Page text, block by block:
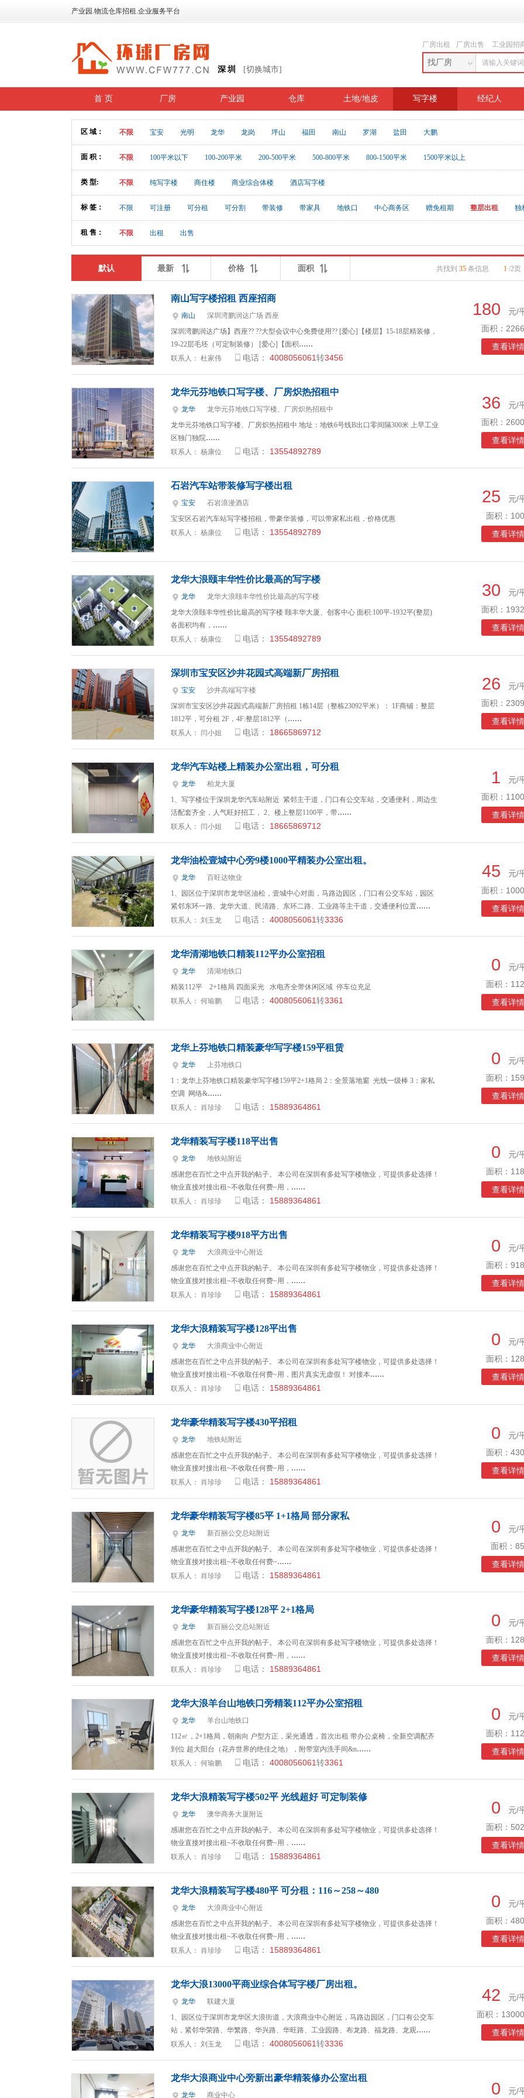
产业园.物流仓库招租.企业服务平台
深圳 [切换城市]
厂房出租 厂房出售 工业园招
找厂房
首 页 厂房 产业园 仓库 土地/地皮 写字楼 经纪人
区 域： 不限 宝安 光明 龙华 龙岗 坪山 福田 南山 罗湖 盐田 大鹏
面 积： 不限 100平米以下 100-200平米 200-500平米 500-800平米 800-1500平米 1500平米以上
类 型: 不限 纯写字楼 商住楼 商业综合体楼 酒店写字楼
标 签： 不限 可注册 可分租 可分割 带装修 带家具 地铁口 中心商务区 赠免租期 整层出租 独
租 售： 不限 出租 出售
默认 最新 价格 面积 共找到 35 条信息 1 /2页
南山写字楼招租 西座招商
南山
深圳湾鹏润达广场 西座
深圳湾鹏润达广场】西座?? ??大型会议中心免费使用?? [爱心]【楼层】15-18层精装修，
19-22层毛坯（可定制装修） [爱心]【面积……
联系人： 杜家伟 电话： 4008056061转3456
180
元/
面积：
查看详情
龙华元芬地铁口写字楼、厂房炽热招租中
龙华
龙华元芬地铁口写字楼、厂房炽热招租中
龙华元芬地铁口写字楼、厂房炽热招租中 地址：地铁6号线B出口零间隔300米 上早工业
区独门独院……
联系人： 杨康位 电话： 13554892789
36
元/
面积：
查看详情
石岩汽车站带装修写字楼出租
宝安
石岩浪漫酒店
宝安区石岩汽车站写字楼招租，带豪华装修，可以带家私出租，价格优惠
联系人： 杨康位 电话： 13554892789
25
元/
面积：
查看详情
龙华大浪颐丰华性价比最高的写字楼
龙华
龙华大浪颐丰华性价比最高的写字楼
龙华大浪颐丰华性价比最高的写字楼 颐丰华大厦、创客中心 面积:100平-1932平(整层)
各面积均有， ……
联系人： 杨康位 电话： 13554892789
30
元/
面积：
查看详情
深圳市宝安区沙井花园式高端新厂房招租
宝安
沙井高端写字楼
深圳市宝安区沙井花园式高端新厂房招租 1栋14层（整栋23092平米）： 1F商铺：整层
1812平，可分租 2F，4F:整层1812平（ ……
联系人：
闫小姐 电话： 18665869712
26
元/
面积：
查看详情
龙华汽车站楼上精装办公室出租，可分租
龙华
柏龙大厦
1、写字楼位于深圳龙华汽车站附近 紧邻主干道，门口有公交车站，交通便利，周边生
活配套齐全，人气旺好招工， 2、楼上整层1100平，带……
联系人：
闫小姐 电话： 18665869712
1
元/
面积：
查看详情
龙华油松壹城中心旁9楼1000平精装办公室出租。
龙华
百旺达物业
1、园区位于深圳市龙华区油松，壹城中心对面，马路边园区，门口有公交车站，园区
紧邻东环一路、龙华大道、民清路、东环二路、工业路等主干道，交通便利位置……
联系人： 刘玉龙 电话： 4008056061转3336
45
元/
面积：
查看详情
龙华清湖地铁口精装112平办公室招租
龙华
清湖地铁口
精装112平 2+1格局 四面采光 水电齐全带休闲区域 停车位充足
联系人： 何瑜鹏 电话： 4008056061转3361
0
元/
面积：
查看详情
龙华上芬地铁口精装豪华写字楼159平租赁
龙华
上芬地铁口
1：龙华上芬地铁口精装豪华写字楼159平2+1格局 2：全景落地窗 光线一级棒 3：家私
空调 网络&……
联系人：
肖珍珍 电话： 15889364861
0
元/
面积：
查看详情
龙华精装写字楼118平出售
龙华
地铁站附近
感谢您在百忙之中点开我的帖子。 本公司在深圳有多处写字楼物业，可提供多处选择！
物业直接对接出租~不收取任何费~用， ……
联系人：
肖珍珍 电话： 15889364861
0
元/
面积：
查看详情
龙华精装写字楼918平方出售
龙华
大浪商业中心附近
感谢您在百忙之中点开我的帖子。 本公司在深圳有多处写字楼物业，可提供多处选择！
物业直接对接出租~不收取任何费~用， ……
联系人：
肖珍珍 电话： 15889364861
0
元/
面积：
查看详情
龙华大浪精装写字楼128平出售
龙华
大浪商业中心附近
感谢您在百忙之中点开我的帖子。 本公司在深圳有多处写字楼物业，可提供多处选择！
物业直接对接出租~不收取任何费~用，图片真实无虚假！ 对接本……
联系人：
肖珍珍 电话： 15889364861
0
元/
面积：
查看详情
龙华豪华精装写字楼430平招租
龙华
地铁站附近
感谢您在百忙之中点开我的帖子。 本公司在深圳有多处写字楼物业，可提供多处选择！
物业直接对接出租~不收取任何费~用， ……
联系人：
肖珍珍 电话： 15889364861
0
元/
面积：
查看详情
龙华豪华精装写字楼85平 1+1格局 部分家私
龙华
新百丽公交总站附近
感谢您在百忙之中点开我的帖子。 本公司在深圳有多处写字楼物业，可提供多处选择！
物业直接对接出租~不收取任何费~……
联系人：
肖珍珍 电话： 15889364861
0
元/
面积：
查看详情
龙华豪华精装写字楼128平 2+1格局
龙华
新百丽公交总站附近
感谢您在百忙之中点开我的帖子。 本公司在深圳有多处写字楼物业，可提供多处选择！
物业直接对接出租~不收取任何费~用， ……
联系人：
肖珍珍 电话： 15889364861
0
元/
面积：
查看详情
龙华大浪羊台山地铁口旁精装112平办公室招租
龙华
羊台山地铁口
112㎡，2+1格局，朝南向 户型方正，采光通透，首次出租 带办公桌椅，全新空调配齐
到位 超大阳台（花卉世界的绝佳之地），附带室内洗手间&n……
联系人： 何瑜鹏 电话： 4008056061转3361
0
元/
面积：
查看详情
龙华大浪精装写字楼502平 光线超好 可定制装修
龙华
澳华商务大厦附近
感谢您在百忙之中点开我的帖子。 本公司在深圳有多处写字楼物业，可提供多处选择！
物业直接对接出租~不收取任何费~用， ……
联系人：
肖珍珍 电话： 15889364861
0
元/
面积：
查看详情
龙华大浪精装写字楼480平 可分租：116～258～480
龙华
大浪商业中心附近
感谢您在百忙之中点开我的帖子。 本公司在深圳有多处写字楼物业，可提供多处选择！
物业直接对接出租~不收取任何费~用， ……
联系人：
肖珍珍 电话： 15889364861
0
元/
面积：
查看详情
龙华大浪13000平商业综合体写字楼厂房出租。
龙华
联建大厦
1、园区位于深圳市龙华区大浪街道，大浪商业中心附近，马路边园区，门口有公交车
站，紧邻华荣路、华繁路、华兴路、华旺路、工业园路、布龙路、福龙路、龙观……
联系人： 刘玉龙 电话： 4008056061转3336
42
元/
面积：
查看详情
龙华大浪商业中心旁新出豪华精装修办公室出租
龙华 商业中心 0 元/